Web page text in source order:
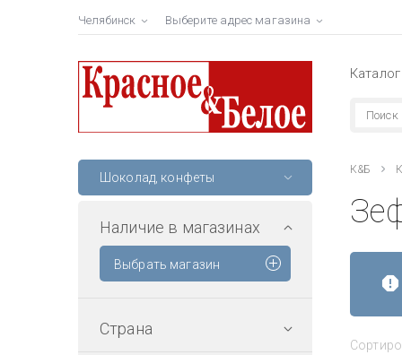
Челябинск Выберите адрес магазина
Каталог
Шоколад, конфеты
Наличие в магазинах
Выбрать магазин
Страна
К&Б